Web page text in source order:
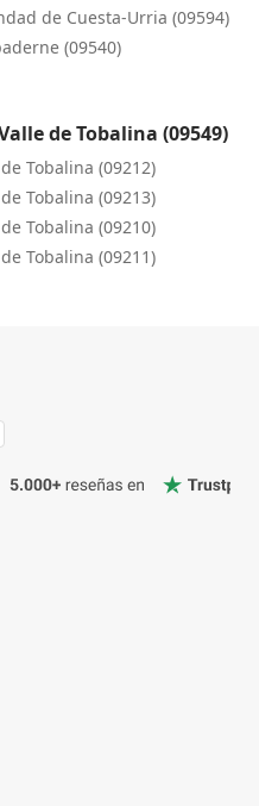
de Cuesta-Urria (09594)
(09540)
de Tobalina (09549)
Tobalina (09212)
Tobalina (09213)
Tobalina (09210)
Tobalina (09211)